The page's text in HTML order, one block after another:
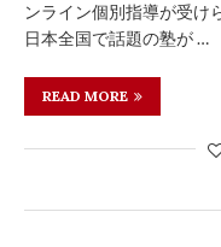
ンライン個別指導が受け
日本全国で話題の塾が …
READ MORE